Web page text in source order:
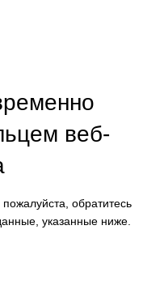
веб-
обратитесь
указанные ниже.